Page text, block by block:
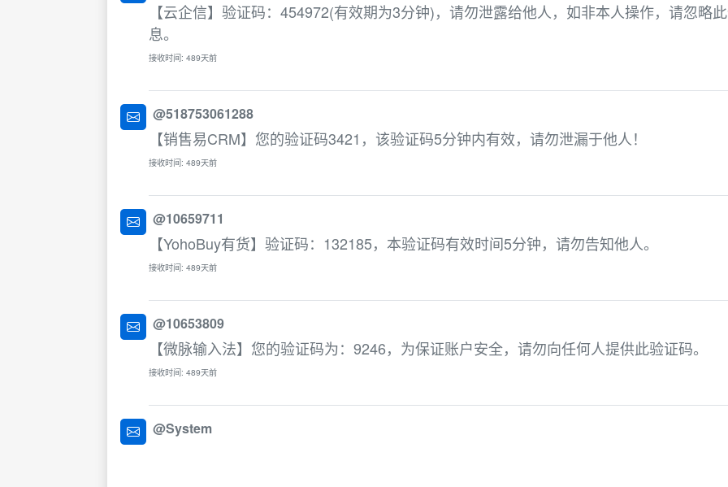
【云企信】验证码：454972(有效期为3分钟)，请勿泄露给他人，如非本人操作，请忽略
息。
接收时间: 489天前
@518753061288
【销售易CRM】您的验证码3421，该验证码5分钟内有效，请勿泄漏于他人！
接收时间: 489天前
@10659711
【YohoBuy有货】验证码：132185，本验证码有效时间5分钟，请勿告知他人。
接收时间: 489天前
@10653809
【微脉输入法】您的验证码为：9246，为保证账户安全，请勿向任何人提供此验证码。
接收时间: 489天前
@System